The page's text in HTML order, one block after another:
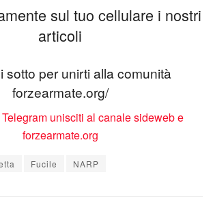
sul tuo cellulare i nostri
articoli
sotto per unirti alla comunità
forzearmate.org/
Fucile NARP